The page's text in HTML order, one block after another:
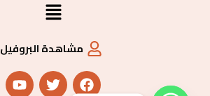
مشاهدة البروفيل
F
a
T
w
Y
o